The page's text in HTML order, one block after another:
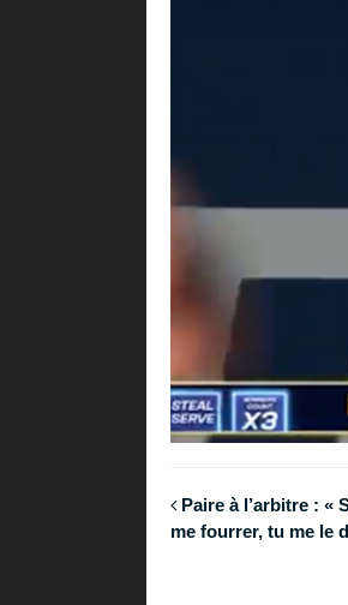
Paire à l’arbitre : «
me fourrer, tu me le